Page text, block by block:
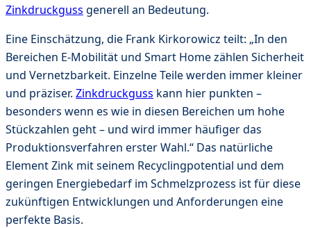
Zinkdruckguss generell an Bedeutung.
Eine Einschätzung, die Frank Kirkorowicz teilt: „In den
Bereichen E-Mobilität und Smart Home zählen Sicherheit
und Vernetzbarkeit. Einzelne Teile werden immer kleiner
und präziser. Zinkdruckguss kann hier punkten –
besonders wenn es wie in diesen Bereichen um hohe
Stückzahlen geht – und wird immer häufiger das
Produktionsverfahren erster Wahl.“ Das natürliche
Element Zink mit seinem Recyclingpotential und dem
geringen Energiebedarf im Schmelzprozess ist für diese
zukünftigen Entwicklungen und Anforderungen eine
perfekte Basis.